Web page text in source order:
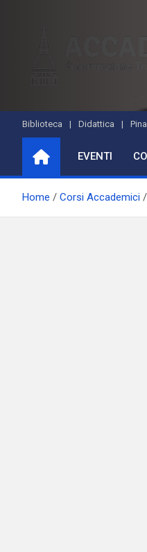
Biblioteca Didattica
EVENTI
Home Corsi Accademici